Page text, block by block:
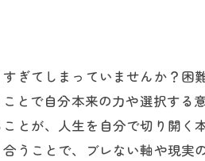
ぎてしまっていませんか？
とで自分本来の力や選択す
とが、人生を自分で切り開
うことで、ブレない軸や現